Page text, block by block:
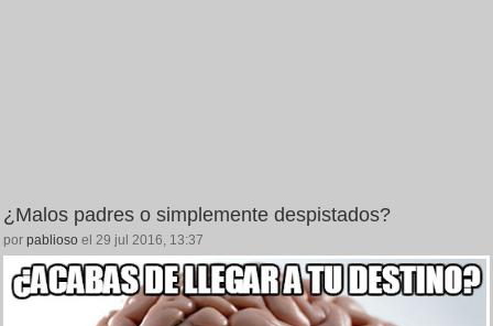
¿Malos padres o simplemente despistados?
por pablioso el 29 jul 2016, 13:37